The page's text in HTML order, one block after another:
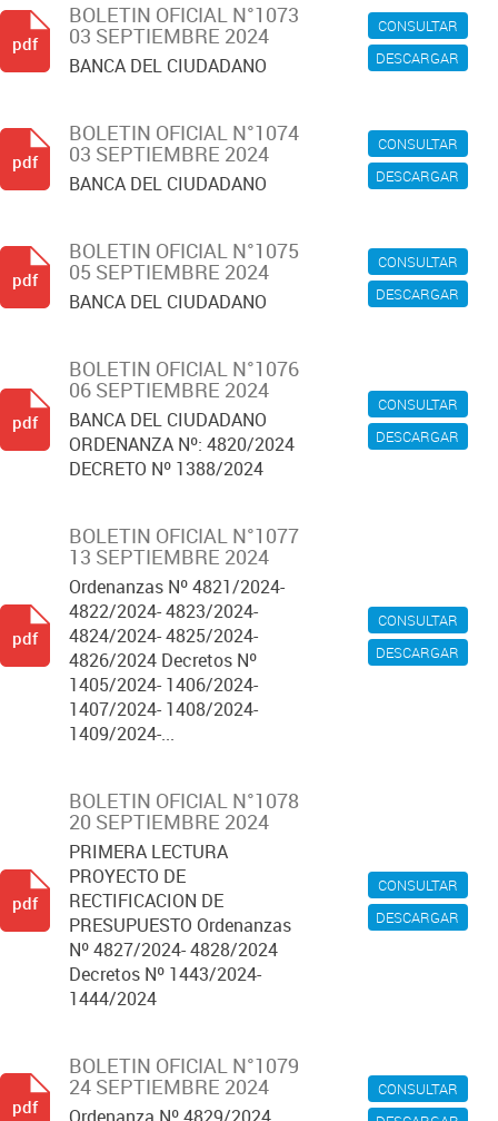
CONSULTAR
DESCARGAR
BOLETIN OFICIAL N°1073
03 SEPTIEMBRE 2024
BANCA DEL CIUDADANO
pdf
CONSULTAR
DESCARGAR
BOLETIN OFICIAL N°1074
03 SEPTIEMBRE 2024
BANCA DEL CIUDADANO
pdf
CONSULTAR
DESCARGAR
BOLETIN OFICIAL N°1075
05 SEPTIEMBRE 2024
BANCA DEL CIUDADANO
pdf
CONSULTAR
DESCARGAR
BOLETIN OFICIAL N°1076
06 SEPTIEMBRE 2024
BANCA DEL CIUDADANO
ORDENANZA Nº: 4820/2024
DECRETO Nº 1388/2024
pdf
CONSULTAR
DESCARGAR
BOLETIN OFICIAL N°1077
13 SEPTIEMBRE 2024
Ordenanzas Nº 4821/2024-
4822/2024- 4823/2024-
4824/2024- 4825/2024-
4826/2024 Decretos Nº
1405/2024- 1406/2024-
1407/2024- 1408/2024-
1409/2024-...
pdf
CONSULTAR
DESCARGAR
BOLETIN OFICIAL N°1078
20 SEPTIEMBRE 2024
PRIMERA LECTURA
PROYECTO DE
RECTIFICACION DE
PRESUPUESTO Ordenanzas
Nº 4827/2024- 4828/2024
Decretos Nº 1443/2024-
1444/2024
pdf
CONSULTAR
BOLETIN OFICIAL N°1079
24 SEPTIEMBRE 2024
pdf